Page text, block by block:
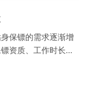
保镖的需求逐渐增
资质、工作时长和